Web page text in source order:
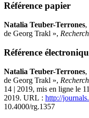
Référence papier
Natalia Teuber-Terrones,
de Georg Trakl »,
Référence
Natalia Teuber-Terrones,
de Georg Trakl »,
14 | 2019, mis en ligne le
2019. URL : http://
10.4000/rg.1357